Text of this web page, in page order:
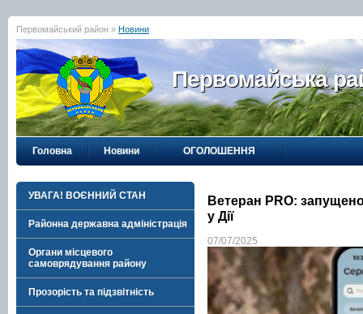
Первомайський район » Новини
Первомайська
Головна Новини ОГОЛОШЕННЯ
УВАГА! ВОЄННИЙ СТАН
Районна державна адміністрація
Органи місцевого
самоврядування району
Прозорість та підзвітність
Ветеран PRO:
у Дії
07/07/2025